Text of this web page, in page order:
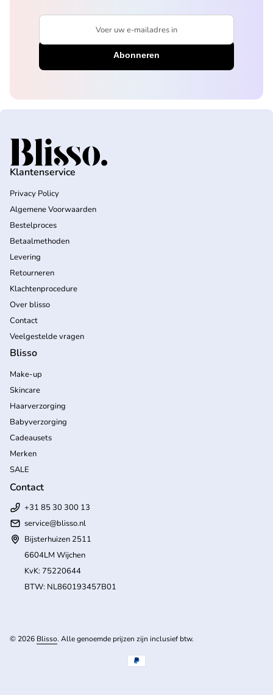
Voer uw e-mailadres in
Home
Klantenservice
Privacy Policy
Algemene Voorwaarden
Bestelproces
Betaalmethoden
Levering
Retourneren
Klachtenprocedure
Over blisso
Contact
Veelgestelde vragen
Blisso
Make-up
Skincare
Haarverzorging
Babyverzorging
Cadeausets
Merken
SALE
Contact
+31 85 30 300 13
service@blisso.nl
Bijsterhuizen 2511
6604LM Wijchen
KvK: 75220644
BTW: NL860193457B01
© 2026 Blisso. Alle genoemde prijzen zijn inclusief btw.
Betaalmethoden